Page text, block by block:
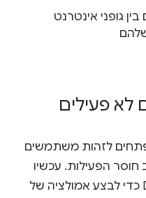
גופני אינטרנט
פעילים
לזהות משתמשים
חוסר הפעילות. עכשיו
אפשר להשתמש בכלי DevTools כדי לבצע אמולציה של